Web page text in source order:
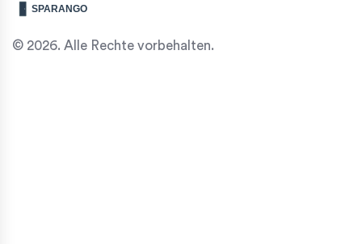
© 2026. Alle Rechte vorbehalten.